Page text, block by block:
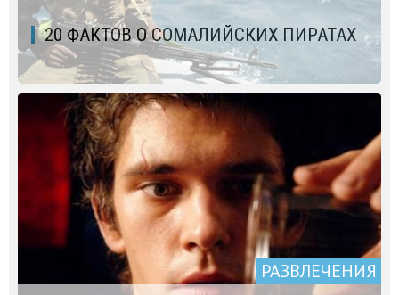
20 ФАКТОВ О СОМАЛИЙСКИХ ПИРАТАХ
РАЗВЛЕЧЕНИЯ